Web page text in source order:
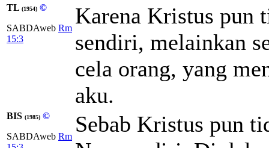
TL (1954) ©
SABDAweb Rm
15:3
Karena Kristus pun
sendiri, melainkan
cela orang, yang
aku.
BIS (1985) ©
SABDAweb Rm Sebab Kristus pun